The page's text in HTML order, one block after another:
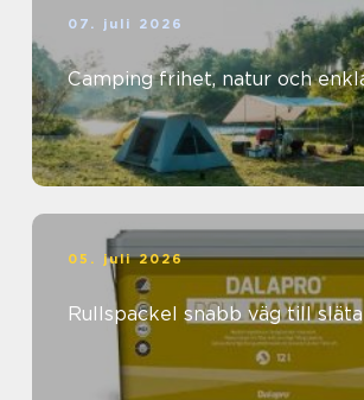
07. juli 2026
Camping frihet, natur och
05. juli 2026
Rullspackel snabb väg till